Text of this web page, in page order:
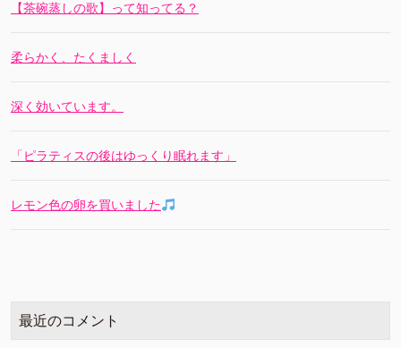
【茶碗蒸しの歌】って知ってる？
柔らかく、たくましく
深く効いています。
「ピラティスの後はゆっくり眠れます」
レモン色の卵を買いました
最近のコメント